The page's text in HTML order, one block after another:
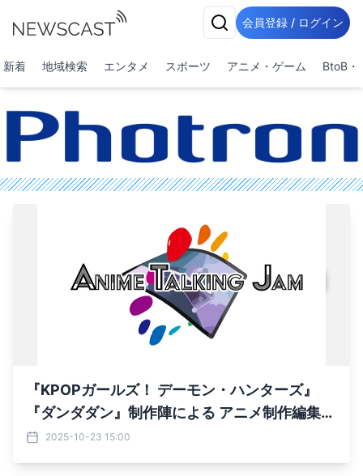
会員登録 / ログイン
新着 地域検索 エンタメ スポーツ アニメ・ゲーム BtoB・
『KPOPガールズ！ デーモン・ハンターズ』
『ダンダダン』制作陣による アニメ制作編集テ
クニック×ヒット論トークセッション 「ANIME
2025-10-23 15:00